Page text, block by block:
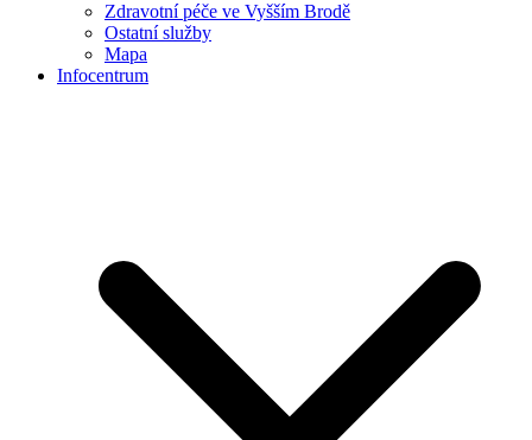
Zdravotní péče ve Vyšším Brodě
Ostatní služby
Mapa
Infocentrum